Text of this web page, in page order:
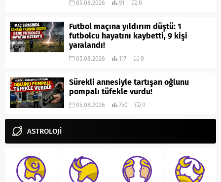
05.08.2026 91 0
Futbol maçına yıldırım düştü: 1
futbolcu hayatını kaybetti, 9 kişi
yaralandı!
05.08.2026 117 0
Sürekli annesiyle tartışan oğlunu
pompalı tüfekle vurdu!
05.08.2026 750 0
ASTROLOJİ